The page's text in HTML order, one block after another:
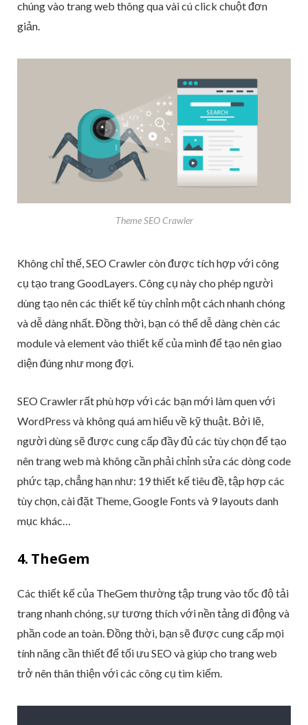
chúng vào trang web thông qua vài cú click chuột đơn
giản.
Theme SEO Crawler
Không chỉ thế, SEO Crawler còn được tích hợp với công
cụ tạo trang GoodLayers. Công cụ này cho phép người
dùng tạo nên các thiết kế tùy chỉnh một cách nhanh chóng
và dễ dàng nhất. Đồng thời, bạn có thể dễ dàng chèn các
module và element vào thiết kế của mình để tạo nên giao
diện đúng như mong đợi.
SEO Crawler rất phù hợp với các bạn mới làm quen với
WordPress và không quá am hiểu về kỹ thuật. Bởi lẽ,
người dùng sẽ được cung cấp đầy đủ các tùy chọn để tạo
nên trang web mà không cần phải chỉnh sửa các dòng code
phức tạp, chẳng hạn như: 19 thiết kế tiêu đề, tập hợp các
tùy chọn, cài đặt Theme, Google Fonts và 9 layouts danh
mục khác…
4. TheGem
Các thiết kế của TheGem thường tập trung vào tốc độ tải
trang nhanh chóng, sự tương thích với nền tảng di động và
phần code an toàn. Đồng thời, bạn sẽ được cung cấp mọi
tính năng cần thiết để tối ưu SEO và giúp cho trang web
trở nên thân thiện với các công cụ tìm kiếm.